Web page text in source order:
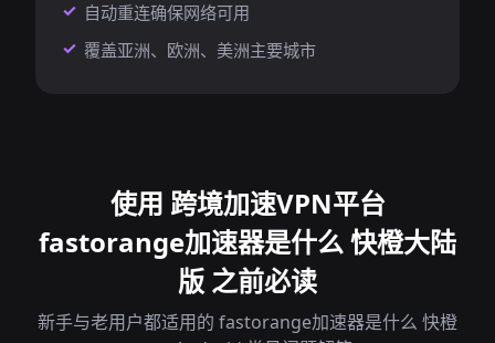
自动重连确保网络可用
覆盖亚洲、欧洲、美洲主要城市
使用 跨境加速VPN平台
fastorange加速器是什么 快橙大陆
版 之前必读
新手与老用户都适用的 fastorange加速器是什么 快橙